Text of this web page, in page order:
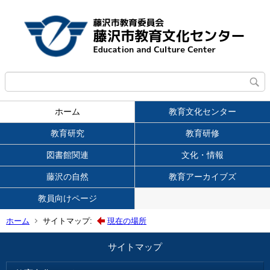
ホーム 教育文化センター
教育研究 教育研修
図書館関連 文化・情報
藤沢の自然 教育アーカイブズ
教員向けページ
ホーム サイトマップ: 現在の場所
サイトマップ